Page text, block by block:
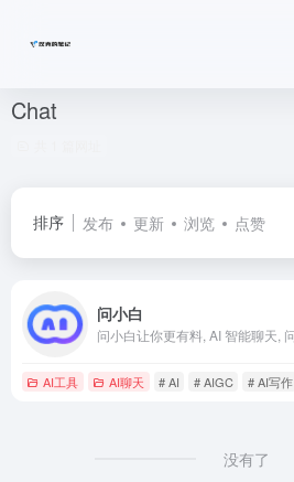
Chat
排序 发布 更新 浏览 点赞
问小白
AI工具 AI聊天 # AI # AIGC # AI写作
没有了